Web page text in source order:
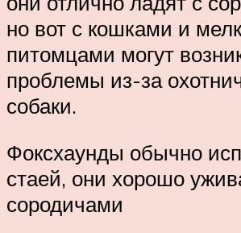
но вот с кошками и
питомцами могут
проблемы из-за
собаки.
Фоксхаунды обычно
стаей, они хорошо
сородичами